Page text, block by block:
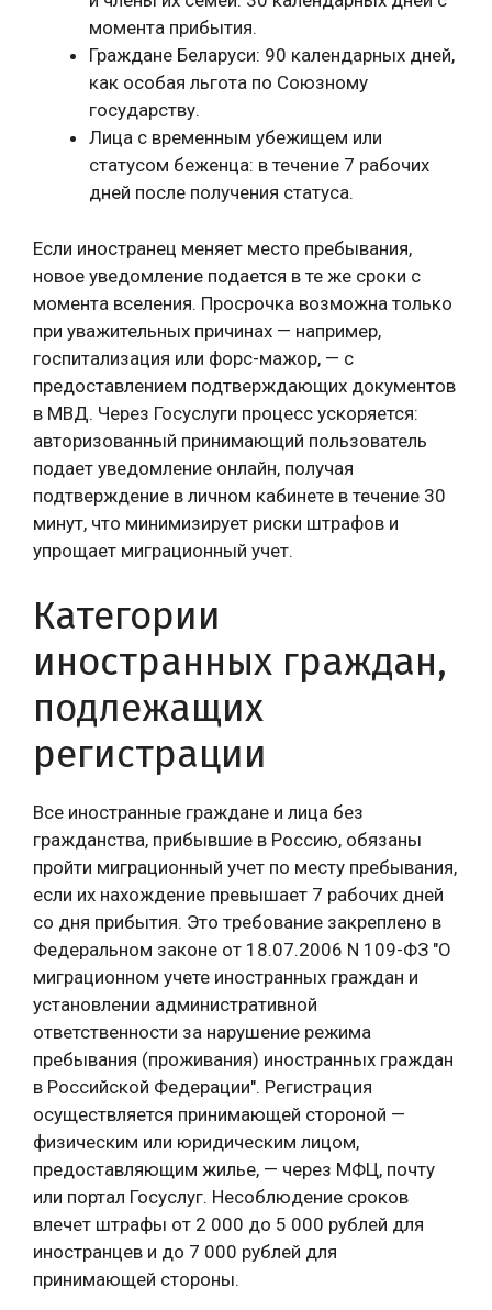
момента прибытия.
Граждане Беларуси: 90 календарных дней,
как особая льгота по Союзному
государству.
Лица с временным убежищем или
статусом беженца: в течение 7 рабочих
дней после получения статуса.
Если иностранец меняет место пребывания,
новое уведомление подается в те же сроки с
момента вселения. Просрочка возможна только
при уважительных причинах — например,
госпитализация или форс-мажор, — с
предоставлением подтверждающих документов
в МВД. Через Госуслуги процесс ускоряется:
авторизованный принимающий пользователь
подает уведомление онлайн, получая
подтверждение в личном кабинете в течение 30
минут, что минимизирует риски штрафов и
упрощает миграционный учет.
Категории
иностранных граждан,
подлежащих
регистрации
Все иностранные граждане и лица без
гражданства, прибывшие в Россию, обязаны
пройти миграционный учет по месту пребывания,
если их нахождение превышает 7 рабочих дней
со дня прибытия. Это требование закреплено в
Федеральном законе от 18.07.2006 N 109-ФЗ "О
миграционном учете иностранных граждан и
установлении административной
ответственности за нарушение режима
пребывания (проживания) иностранных граждан
в Российской Федерации". Регистрация
осуществляется принимающей стороной —
физическим или юридическим лицом,
предоставляющим жилье, — через МФЦ, почту
или портал Госуслуг. Несоблюдение сроков
влечет штрафы от 2 000 до 5 000 рублей для
иностранцев и до 7 000 рублей для
принимающей стороны.